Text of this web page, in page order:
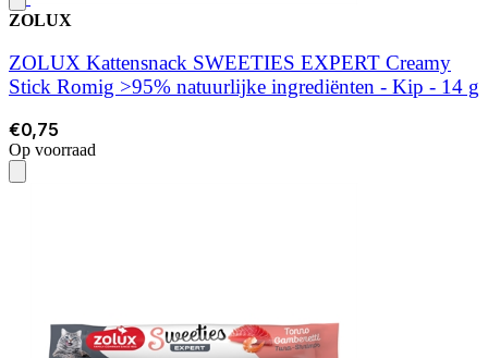
ZOLUX
ZOLUX Kattensnack SWEETIES EXPERT Creamy
Stick Romig >95% natuurlijke ingrediënten - Kip - 14 g
€0,75
Op voorraad